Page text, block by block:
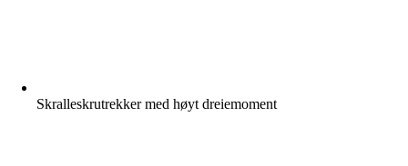
Skralleskrutrekker med høyt dreiemoment